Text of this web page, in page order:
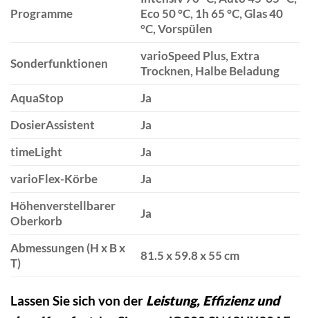
Programme
Eco 50 °C, 1h 65 °C, Glas 40
°C, Vorspülen
Sonderfunktionen
varioSpeed Plus, Extra
Trocknen, Halbe Beladung
AquaStop
Ja
DosierAssistent
Ja
timeLight
Ja
varioFlex-Körbe
Ja
Höhenverstellbarer
Oberkorb
Ja
Abmessungen (H x B x
T)
81.5 x 59.8 x 55 cm
Lassen Sie sich von der Leistung, Effizienz und